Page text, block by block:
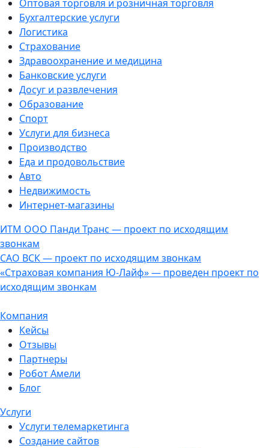
Оптовая торговля и розничная торговля
Бухгалтерские услуги
Логистика
Страхование
Здравоохранение и медицина
Банковские услуги
Досуг и развлечения
Образование
Спорт
Услуги для бизнеса
Производство
Еда и продовольствие
Авто
Недвижимость
Интернет-магазины
ИТМ ООО Панди Транс — проект по исходящим
звонкам
САО ВСК — проект по исходящим звонкам
«Страховая компания Ю-Лайф» — проведен проект по
исходящим звонкам
Компания
Кейсы
Отзывы
Партнеры
Робот Амели
Блог
Услуги
Услуги телемаркетинга
Создание сайтов